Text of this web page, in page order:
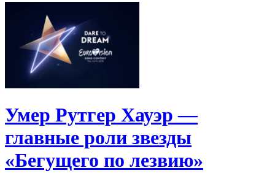
Умер Рутгер Хауэр —
главные роли звезды
«Бегущего по лезвию»